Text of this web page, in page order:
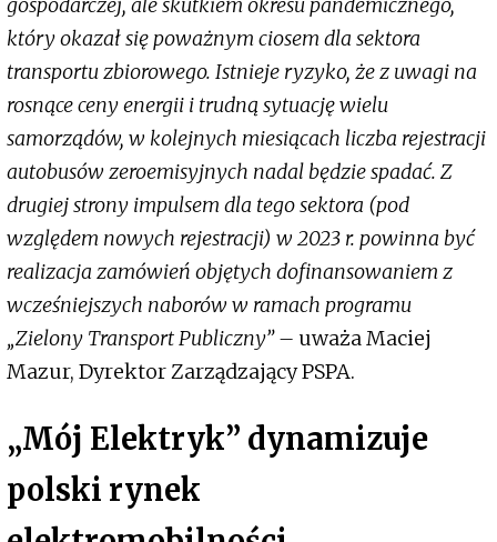
który okazał się poważnym ciosem dla sektora
transportu zbiorowego. Istnieje ryzyko, że z uwagi na
rosnące ceny energii i trudną sytuację wielu
samorządów, w kolejnych miesiącach liczba rejestracji
autobusów zeroemisyjnych nadal będzie spadać. Z
drugiej strony impulsem dla tego sektora (pod
względem nowych rejestracji) w 2023 r. powinna być
realizacja zamówień objętych dofinansowaniem z
wcześniejszych naborów w ramach programu
„Zielony Transport Publiczny” – uważa Maciej
Mazur, Dyrektor Zarządzający PSPA.
„Mój Elektryk” dynamizuje
polski rynek